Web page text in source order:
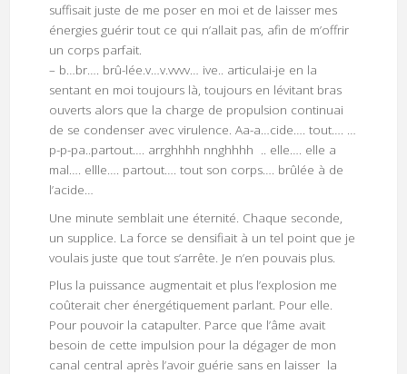
suffisait juste de me poser en moi et de laisser mes
énergies guérir tout ce qui n’allait pas, afin de m’offrir
un corps parfait.
– b…br…. brû-lée.v…v.vvvv… ive.. articulai-je en la
sentant en moi toujours là, toujours en lévitant bras
ouverts alors que la charge de propulsion continuai
de se condenser avec virulence. Aa-a…cide…. tout…. …
p-p-pa..partout…. arrghhhh nnghhhh .. elle…. elle a
mal…. ellle…. partout…. tout son corps…. brûlée à de
l’acide…
Une minute semblait une éternité. Chaque seconde,
un supplice. La force se densifiait à un tel point que je
voulais juste que tout s’arrête. Je n’en pouvais plus.
Plus la puissance augmentait et plus l’explosion me
coûterait cher énergétiquement parlant. Pour elle.
Pour pouvoir la catapulter. Parce que l’âme avait
besoin de cette impulsion pour la dégager de mon
canal central après l’avoir guérie sans en laisser la